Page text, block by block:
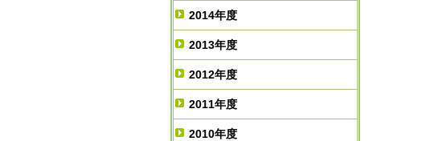
2014年度
2013年度
2012年度
2011年度
2010年度